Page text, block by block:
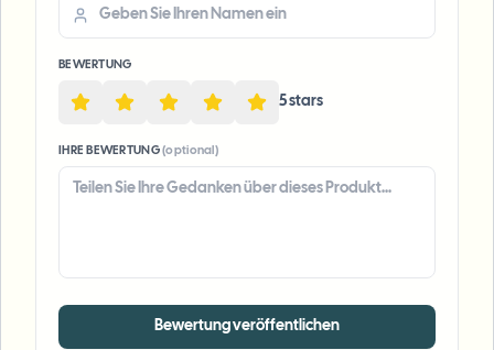
BEWERTUNG
5stars
IHRE BEWERTUNG (optional)
Bewertung veröffentlichen